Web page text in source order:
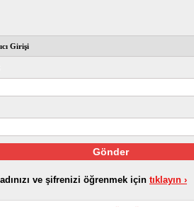
Girişi
adınızı ve şifrenizi öğrenmek için tıklayın ›